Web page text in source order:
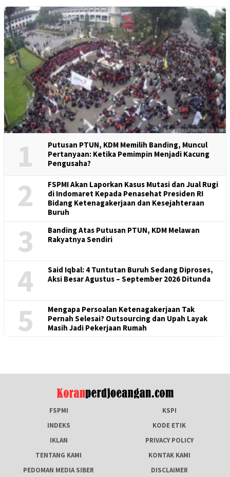
1
Putusan PTUN, KDM Memilih Banding, Muncul
Pertanyaan: Ketika Pemimpin Menjadi Kacung
Pengusaha?
2
FSPMI Akan Laporkan Kasus Mutasi dan Jual Rugi
di Indomaret Kepada Penasehat Presiden RI
Bidang Ketenagakerjaan dan Kesejahteraan
Buruh
3
Banding Atas Putusan PTUN, KDM Melawan
Rakyatnya Sendiri
4
Said Iqbal: 4 Tuntutan Buruh Sedang Diproses,
Aksi Besar Agustus – September 2026 Ditunda
5
Mengapa Persoalan Ketenagakerjaan Tak
Pernah Selesai? Outsourcing dan Upah Layak
Masih Jadi Pekerjaan Rumah
FSPMI
KSPI
INDEKS
KODE ETIK
IKLAN
PRIVACY POLICY
TENTANG KAMI
KONTAK KAMI
PEDOMAN MEDIA SIBER
DISCLAIMER